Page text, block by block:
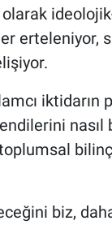
erteleniyor,
iktidarın
nasıl
biz,